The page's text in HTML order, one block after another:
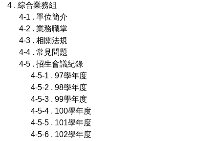
4 . 綜合業務組
4-1 . 單位簡介
4-2 . 業務職掌
4-3 . 相關法規
4-4 . 常見問題
4-5 . 招生會議紀錄
4-5-1 . 97學年度
4-5-2 . 98學年度
4-5-3 . 99學年度
4-5-4 . 100學年度
4-5-5 . 101學年度
4-5-6 . 102學年度